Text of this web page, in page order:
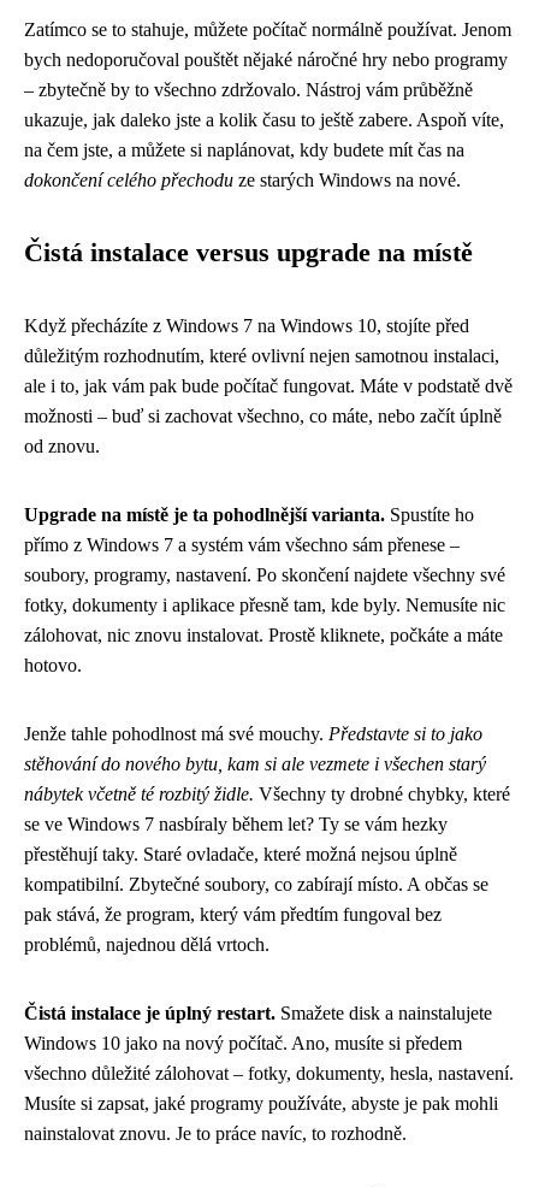
Zatímco se to stahuje, můžete počítač normálně používat. Jenom
bych nedoporučoval pouštět nějaké náročné hry nebo programy
– zbytečně by to všechno zdržovalo. Nástroj vám průběžně
ukazuje, jak daleko jste a kolik času to ještě zabere. Aspoň víte,
na čem jste, a můžete si naplánovat, kdy budete mít čas na
dokončení celého přechodu ze starých Windows na nové.
Čistá instalace versus upgrade na místě
Když přecházíte z Windows 7 na Windows 10, stojíte před
důležitým rozhodnutím, které ovlivní nejen samotnou instalaci,
ale i to, jak vám pak bude počítač fungovat. Máte v podstatě dvě
možnosti – buď si zachovat všechno, co máte, nebo začít úplně
od znovu.
Upgrade na místě je ta pohodlnější varianta. Spustíte ho
přímo z Windows 7 a systém vám všechno sám přenese –
soubory, programy, nastavení. Po skončení najdete všechny své
fotky, dokumenty i aplikace přesně tam, kde byly. Nemusíte nic
zálohovat, nic znovu instalovat. Prostě kliknete, počkáte a máte
hotovo.
Jenže tahle pohodlnost má své mouchy. Představte si to jako
stěhování do nového bytu, kam si ale vezmete i všechen starý
nábytek včetně té rozbitý židle. Všechny ty drobné chybky, které
se ve Windows 7 nasbíraly během let? Ty se vám hezky
přestěhují taky. Staré ovladače, které možná nejsou úplně
kompatibilní. Zbytečné soubory, co zabírají místo. A občas se
pak stává, že program, který vám předtím fungoval bez
problémů, najednou dělá vrtoch.
Čistá instalace je úplný restart. Smažete disk a nainstalujete
Windows 10 jako na nový počítač. Ano, musíte si předem
všechno důležité zálohovat – fotky, dokumenty, hesla, nastavení.
Musíte si zapsat, jaké programy používáte, abyste je pak mohli
nainstalovat znovu. Je to práce navíc, to rozhodně.